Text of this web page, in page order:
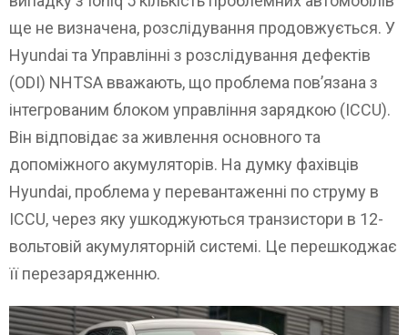
ще не визначена, розслідування продовжується. У
Hyundai та Управлінні з розслідування дефектів
(ODI) NHTSA вважають, що проблема пов’язана з
інтегрованим блоком управління зарядкою (ICCU).
Він відповідає за живлення основного та
допоміжного акумуляторів. На думку фахівців
Hyundai, проблема у перевантаженні по струму в
ICCU, через яку ушкоджуються транзистори в 12-
вольтовій акумуляторній системі. Це перешкоджає
її перезарядженню.